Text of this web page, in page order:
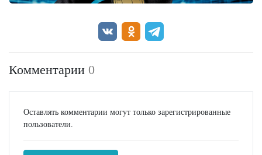
Комментарии 0
Оставлять комментарии могут только зарегистрированные
пользователи.